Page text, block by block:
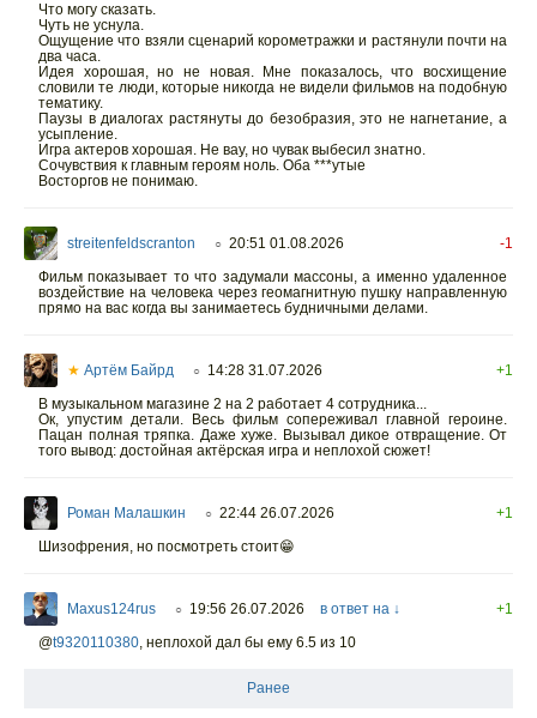
Что могу сказать.
Чуть не уснула.
Ощущение что взяли сценарий корометражки и растянули почти на
два часа.
Идея хорошая, но не новая. Мне показалось, что восхищение
словили те люди, которые никогда не видели фильмов на подобную
тематику.
Паузы в диалогах растянуты до безобразия, это не нагнетание, а
усыпление.
Игра актеров хорошая. Не вау, но чувак выбесил знатно.
Сочувствия к главным героям ноль. Оба ***утые
Восторгов не понимаю.
streitenfeldscranton ○ 20:51 01.08.2026
-1
Фильм показывает то что задумали массоны, а именно удаленное
воздействие на человека через геомагнитную пушку направленную
прямо на вас когда вы занимаетесь будничными делами.
★ Артём Байрд ○ 14:28 31.07.2026
+1
В музыкальном магазине 2 на 2 работает 4 сотрудника...
Ок, упустим детали. Весь фильм сопереживал главной героине.
Пацан полная тряпка. Даже хуже. Вызывал дикое отвращение. От
того вывод: достойная актёрская игра и неплохой сюжет!
Роман Малашкин ○ 22:44 26.07.2026
+1
Шизофрения, но посмотреть стоит😁
Maxus124rus ○ 19:56 26.07.2026 в ответ на ↓
+1
@t9320110380, неплохой дал бы ему 6.5 из 10
Ранее